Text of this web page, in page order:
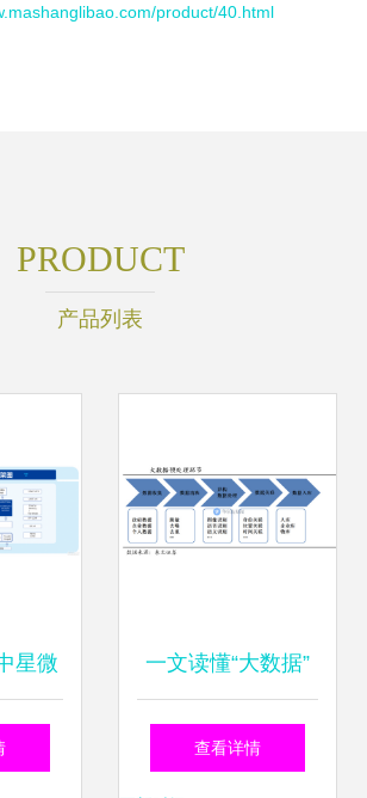
product/40.html
PRODUCT
产品列表
星微
，共
一文读懂“大数据”
国家战略下的数据
查看详情